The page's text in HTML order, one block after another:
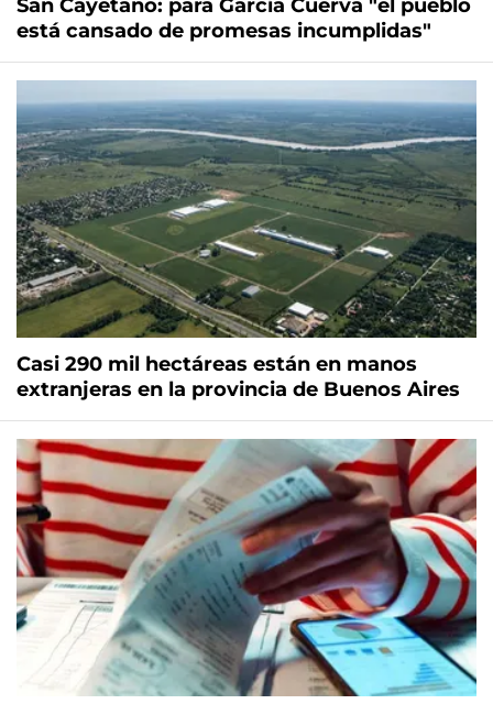
San Cayetano: para García Cuerva "el pueblo
está cansado de promesas incumplidas"
Casi 290 mil hectáreas están en manos
extranjeras en la provincia de Buenos Aires